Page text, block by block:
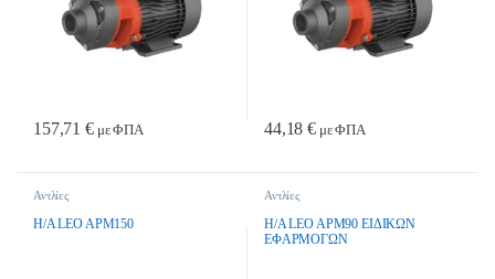
157,71€με ΦΠΑ 44,18€ με ΦΠΑ
Αντλίες
H/A LEO APM150
Αντλίες
H/A LEO APM90 EIΔIKΩN
EΦAPMOΓΩN